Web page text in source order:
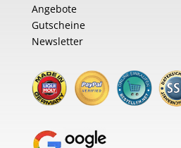
Angebote
Gutscheine
Newsletter